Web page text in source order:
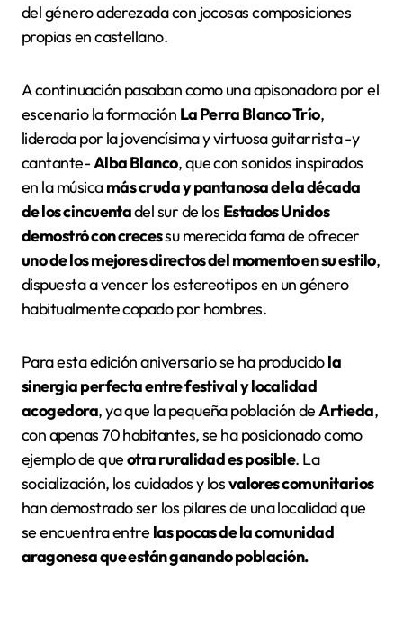
del género aderezada con jocosas composiciones
propias en castellano.
A continuación pasaban como una apisonadora por el
escenario la formación La Perra Blanco Trío,
liderada por la jovencísima y virtuosa guitarrista -y
cantante-Alba Blanco, que con sonidos inspirados
en la músicamás cruda y pantanosa de la década
de los cincuentadel sur de los Estados Unidos
demostró con crecessu merecida fama de ofrecer
uno de los mejores directos del momento en su estilo,
dispuesta a vencer los estereotipos en un género
habitualmente copado por hombres.
Para esta edición aniversario se ha producidola
sinergia perfecta entre festival y localidad
acogedora, ya que la pequeña población deArtieda,
con apenas 70 habitantes, se ha posicionado como
ejemplo de queotra ruralidad es posible. La
socialización, los cuidados y losvalores comunitarios
han demostrado ser los pilares de una localidad que
se encuentra entre las pocas de la comunidad
aragonesa que están ganando población.